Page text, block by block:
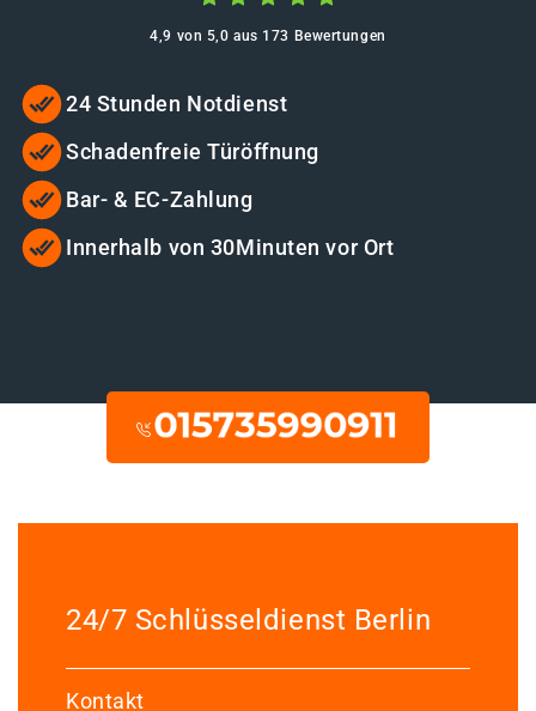
4,9 von 5,0 aus 173 Bewertungen
24 Stunden Notdienst
Schadenfreie Türöffnung
Bar- & EC-Zahlung
Innerhalb von 30Minuten vor Ort
24/7 Schlüsseldienst Berlin
Kontakt